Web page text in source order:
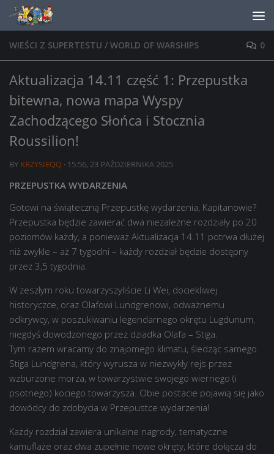
Skip to content
WIEŚCI Z SUPERTESTU / WORLD OF WARSHIPS 0
Aktualizacja 14.11 część 1: Przepustka
bitewna, nowa mapa Wyspy
Zachodzącego Słońca i Stocznia
Roussilion!
BY KRZYSIEQQ · 15:56, 23 PAŹDZIERNIKA 2025
PRZEPUSTKA WYDARZENIA
Gotowi na świąteczną Przepustkę wydarzenia, Kapitanowie?
Przepustka będzie zawierać dwa niezależne rozdziały po 20
poziomów każdy, a ponieważ Aktualizacja 14.11 potrwa dłużej
niż zwykle – aż 7 tygodni – każdy rozdział będzie dostępny
przez 3,5 tygodnia.
W zeszłym roku towarzyszyliście Li Wei, dociekliwej
historyczce, oraz Olafowi Lundgrenowi, odważnemu
odkrywcy, w poszukiwaniu legendarnego okrętu Lugdunum,
niegdyś dowodzonego przez dziadka Olafa – Stiga.
Tym razem wracamy do znajomego klimatu, śledząc samego
Stiga Lundgrena, który wyrusza w niezwykły rejs przez
wzburzone morza, w towarzystwie swojego wiernego (i
psotnego) kociego towarzysza. Obie postacie pojawią się jako
dowódcy do zdobycia w Przepustce wydarzenia!
Każdy rozdział zawiera unikalne nagrody, tematyczne
kamuflaże oraz dwa zupełnie nowe okręty, które dołączą do